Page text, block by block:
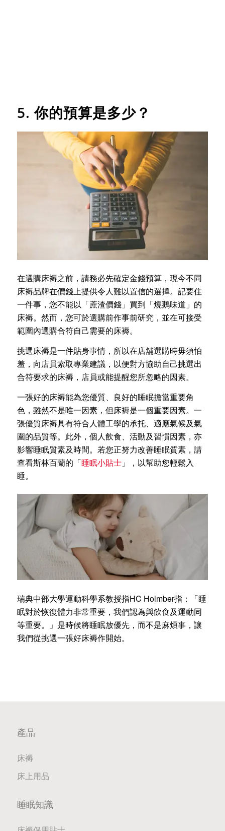
5. 你的預算是多少？
在選購床褥之前，請務必先確定金錢預算，現今不同
床褥品牌在價錢上提供令人難以置信的選擇。記要住
一件事，您不能以「蔗渣價錢」買到「燒鵝味道」的
床褥。然而，您可於選購前作事前研究，並在可接受
範圍內選購合符自己需要的床褥。
挑選床褥是一件貼身事情，所以在店舖選購時毋須怕
羞，向店員索取專業建議，以便對方協助自己挑選出
合符要求的床褥，店員或能提醒您所忽略的因素。
一張好的床褥能為您優質、良好的睡眠擔當重要角
色，雖然不是唯一因素，但床褥是一個重要因素。一
張優質床褥具有符合人體工學的承托、適應氣候及氣
圍的品質等。此外，個人飲食、活動及習慣因素，亦
影響睡眠質素及時間。若您正努力改善睡眠質素，請
查看斯林百蘭的「睡眠小貼士」，以幫助您輕鬆入
睡。
瑞典中部大學運動科學系教授指HC Holmber指：「睡
眠對於恢復體力非常重要，我們認為與飲食及運動同
等重要。」是時候將睡眠放優先，而不是麻煩事，讓
我們從挑選一張好床褥作開始。
產品
床褥
床上用品
睡眠知識